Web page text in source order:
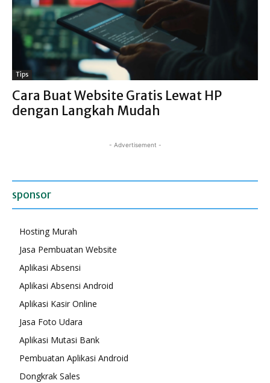
Tips
Cara Buat Website Gratis Lewat HP
dengan Langkah Mudah
- Advertisement -
sponsor
Hosting Murah
Jasa Pembuatan Website
Aplikasi Absensi
Aplikasi Absensi Android
Aplikasi Kasir Online
Jasa Foto Udara
Aplikasi Mutasi Bank
Pembuatan Aplikasi Android
Dongkrak Sales